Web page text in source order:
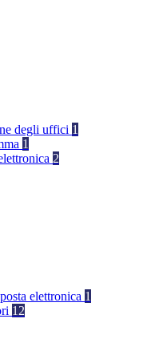
degli uffici 1
1
2
elettronica 1
12